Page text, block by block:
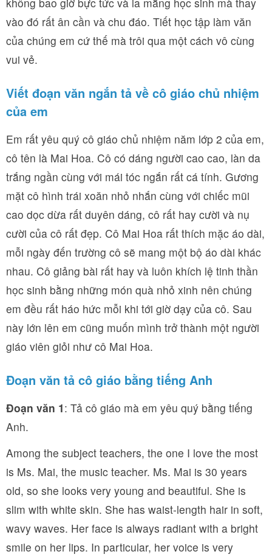
vào đó rất ân cần và chu đáo. Tiết học tập làm văn
của chúng em cứ thế mà trôi qua một cách vô cùng
vui vẻ.
Viết đoạn văn ngắn tả về cô giáo chủ nhiệm
của em
Em rất yêu quý cô giáo chủ nhiệm năm lớp 2 của em,
cô tên là Mai Hoa. Cô có dáng người cao cao, làn da
trắng ngần cùng với mái tóc ngắn rất cá tính. Gương
mặt cô hình trái xoăn nhỏ nhắn cùng với chiếc mũi
cao dọc dừa rất duyên dáng, cô rất hay cười và nụ
cười của cô rất đẹp. Cô Mai Hoa rất thích mặc áo dài,
mỗi ngày đến trường cô sẽ mang một bộ áo dài khác
nhau. Cô giảng bài rất hay và luôn khích lệ tinh thần
học sinh bằng những món quà nhỏ xinh nên chúng
em đều rất háo hức mỗi khi tới giờ dạy của cô. Sau
này lớn lên em cũng muốn mình trở thành một người
giáo viên giỏi như cô Mai Hoa.
Đoạn văn tả cô giáo bằng tiếng Anh
Đoạn văn 1: Tả cô giáo mà em yêu quý bằng tiếng
Anh.
Among the subject teachers, the one I love the most
is Ms. Mai, the music teacher. Ms. Mai is 30 years
old, so she looks very young and beautiful. She is
slim with white skin. She has waist-length hair in soft,
wavy waves. Her face is always radiant with a bright
smile on her lips. In particular, her voice is very